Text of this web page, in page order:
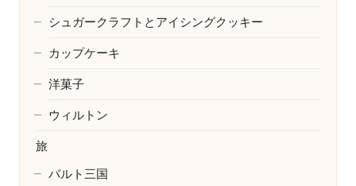
シュガークラフトとアイシングクッキー
カップケーキ
洋菓子
ウィルトン
旅
バルト三国